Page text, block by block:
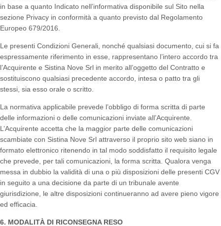
in base a quanto Indicato nell’informativa disponibile sul Sito nella
sezione Privacy in conformità a quanto previsto dal Regolamento
Europeo 679/2016.
Le presenti Condizioni Generali, nonché qualsiasi documento, cui si fa
espressamente riferimento in esse, rappresentano l’intero accordo tra
l’Acquirente e Sistina Nove Srl in merito all’oggetto del Contratto e
sostituiscono qualsiasi precedente accordo, intesa o patto tra gli
stessi, sia esso orale o scritto.
La normativa applicabile prevede l’obbligo di forma scritta di parte
delle informazioni o delle comunicazioni inviate all’Acquirente.
L’Acquirente accetta che la maggior parte delle comunicazioni
scambiate con Sistina Nove Srl attraverso il proprio sito web siano in
formato elettronico ritenendo in tal modo soddisfatto il requisito legale
che prevede, per tali comunicazioni, la forma scritta. Qualora venga
messa in dubbio la validità di una o più disposizioni delle presenti CGV
in seguito a una decisione da parte di un tribunale avente
giurisdizione, le altre disposizioni continueranno ad avere pieno vigore
ed efficacia.
6. MODALITÀ DI RICONSEGNA RESO